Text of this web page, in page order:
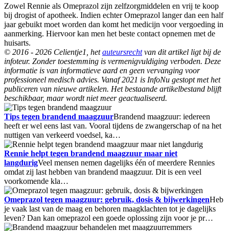
Zowel Rennie als Omeprazol zijn zelfzorgmiddelen en vrij te koop
bij drogist of apotheek. Indien echter Omeprazol langer dan een half
jaar gebuikt moet worden dan komt het medicijn voor vergoeding in
aanmerking. Hiervoor kan men het beste contact opnemen met de
huisarts.
© 2016 - 2026 Celientje1, hetauteursrechtvan dit artikel ligt bij de
infoteur. Zonder toestemming is vermenigvuldiging verboden. Deze
informatie is van informatieve aard en geen vervanging voor
professioneel medisch advies. Vanaf 2021 is InfoNu gestopt met het
publiceren van nieuwe artikelen. Het bestaande artikelbestand blijft
beschikbaar, maar wordt niet meer geactualiseerd.
Tips tegen brandend maagzuurBrandend maagzuur: iedereen
heeft er wel eens last van. Vooral tijdens de zwangerschap of na het
nuttigen van verkeerd voedsel, ka…
Rennie helpt tegen brandend maagzuur maar niet
langdurigVeel mensen nemen dagelijks één of meerdere Rennies
omdat zij last hebben van brandend maagzuur. Dit is een veel
voorkomende kla…
Omeprazol tegen maagzuur: gebruik, dosis & bijwerkingenHeb
je vaak last van de maag en behoren maagklachten tot je dagelijks
leven? Dan kan omeprazol een goede oplossing zijn voor je pr…